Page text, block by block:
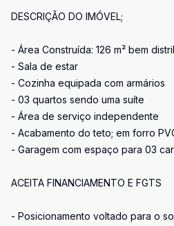
DESCRIÇÃO DO IMÓVEL;
- Área Construída: 126 m² bem
- Sala de estar
- Cozinha equipada com armários
- 03 quartos sendo uma suíte
- Área de serviço independente
- Acabamento do teto; em forro
- Garagem com espaço para 03
ACEITA FINANCIAMENTO E FGTS
- Posicionamento voltado para o